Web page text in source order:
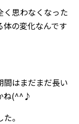
く思わなくなった
の変化なんです
間はまだまだ長い
ね(^^♪
。